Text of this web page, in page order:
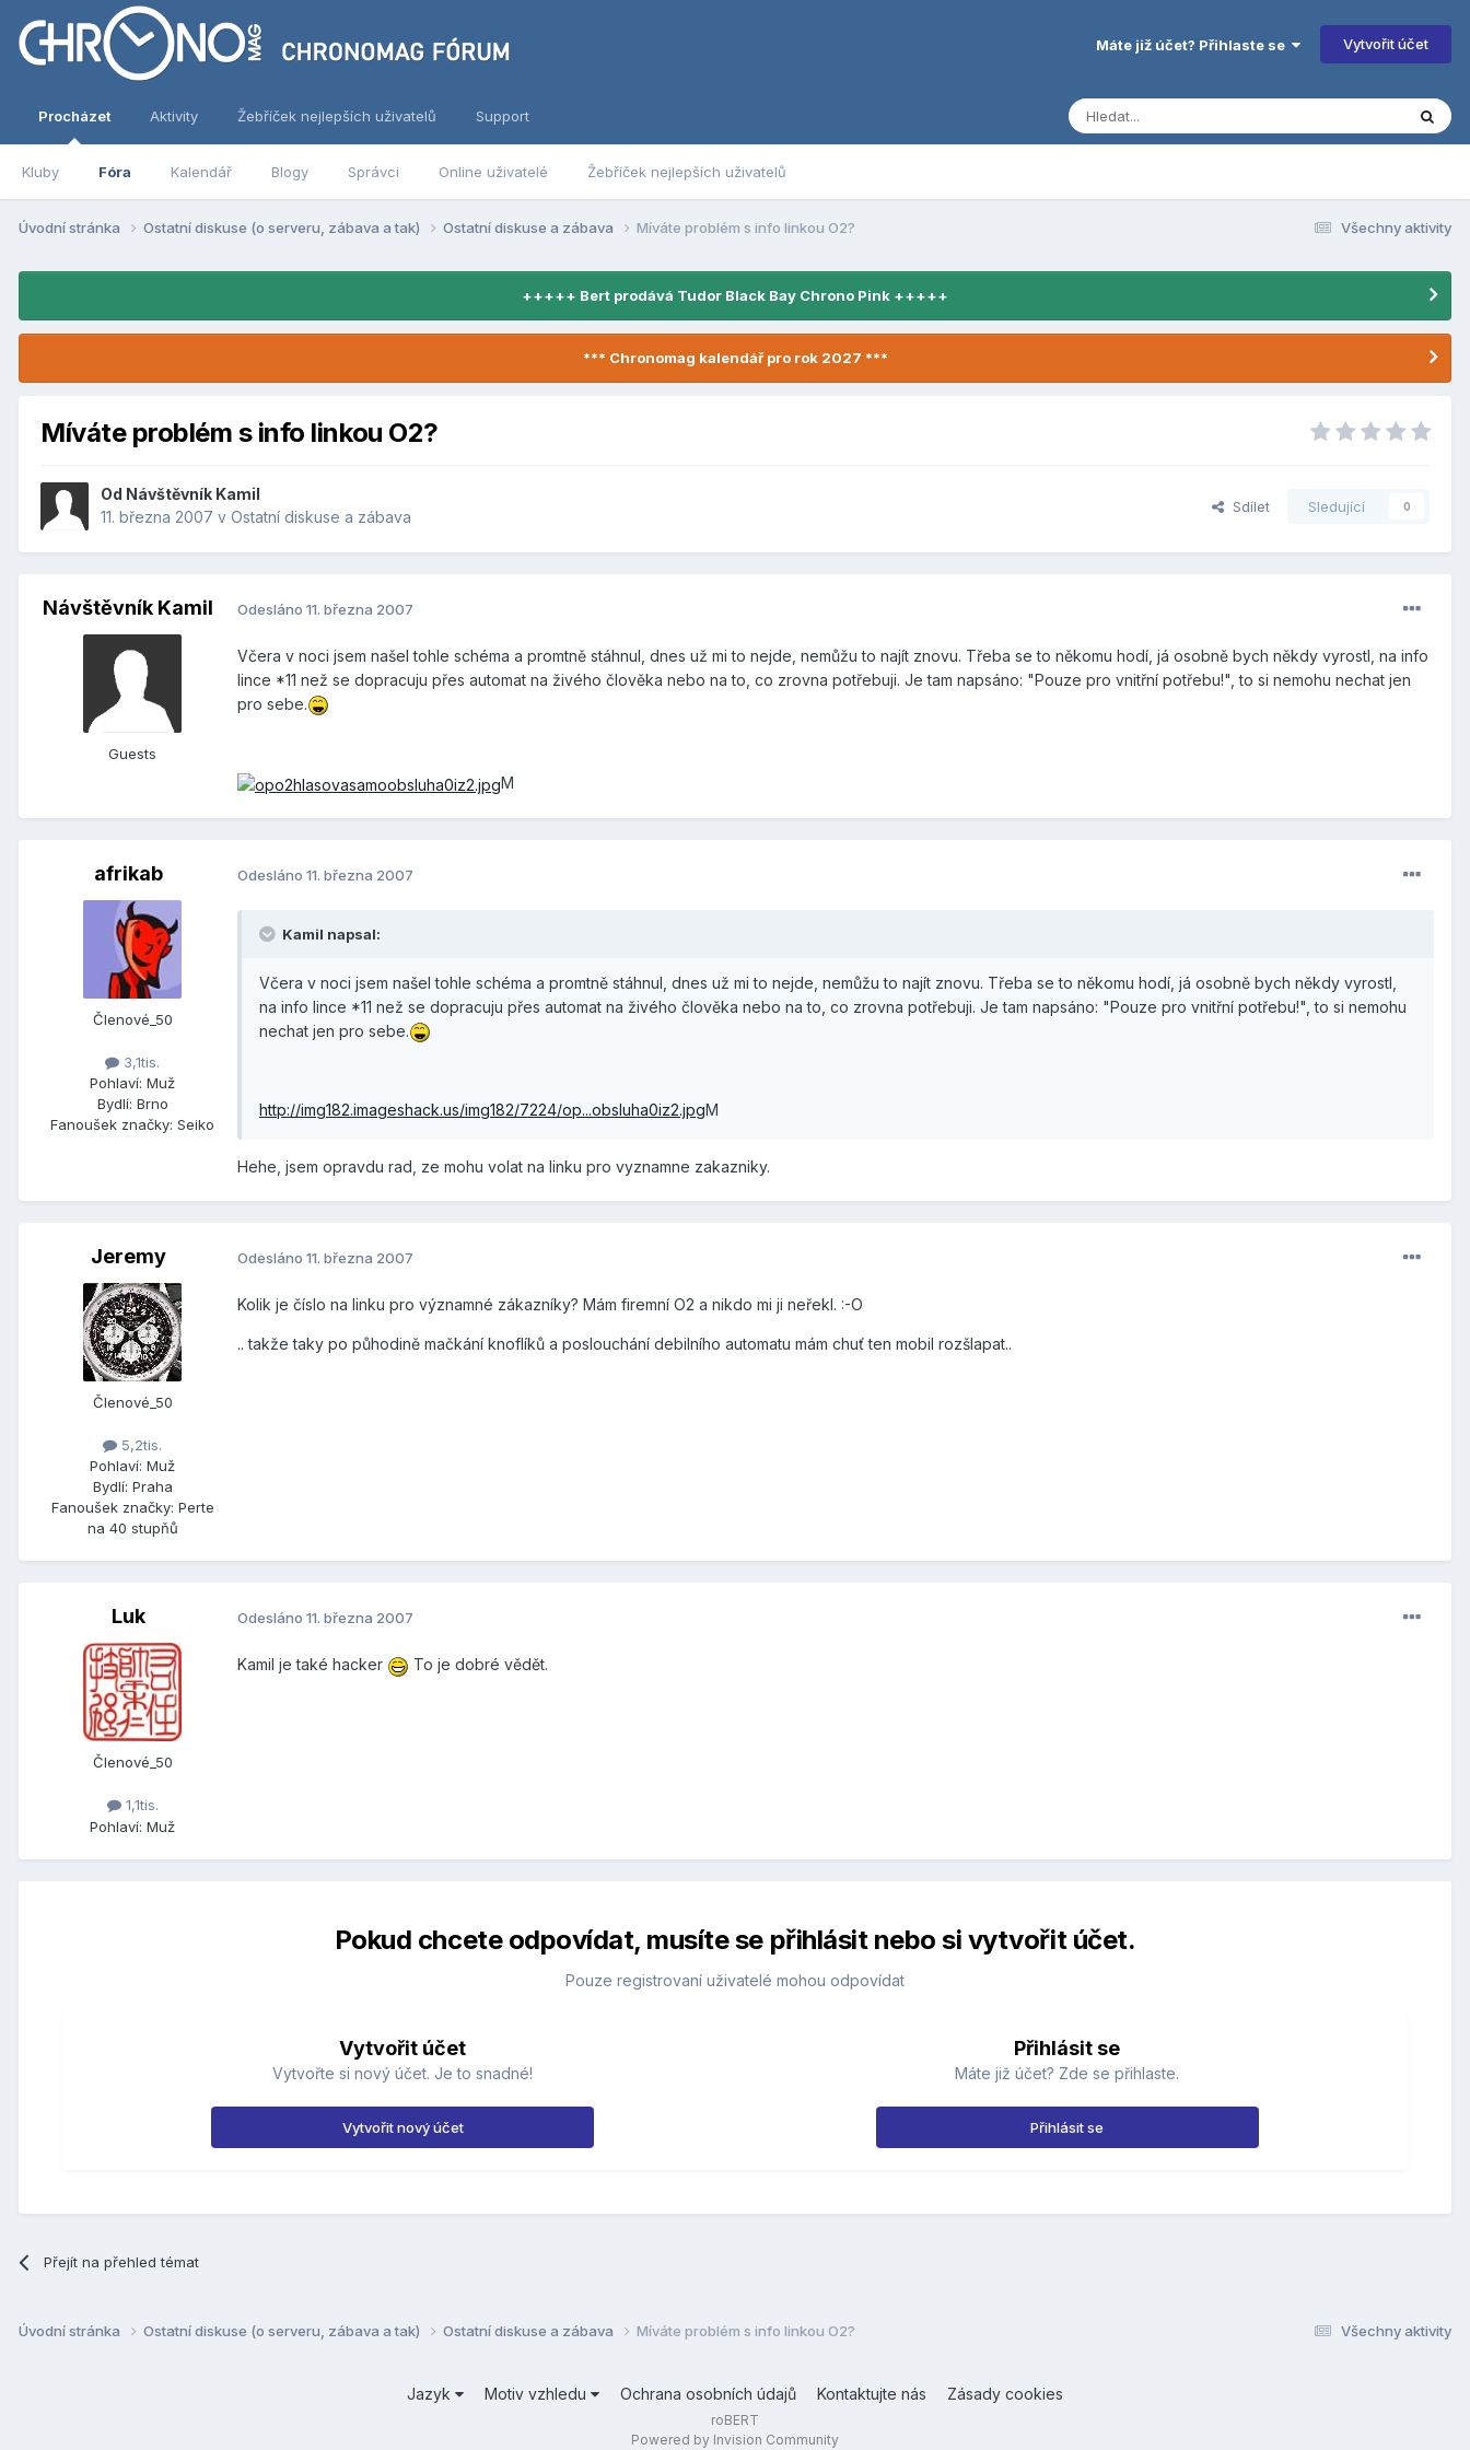
Máte již účet? Přihlaste se Vytvořit účet
Procházet
Kluby Fóra Kalendář Blogy Správci Online uživatelé Žebříček nejlepších uživatelů
Aktivity Žebříček nejlepších uživatelů Support
Všechny aktivity
Úvodní stránka Ostatní diskuse (o serveru, zábava a tak) Ostatní diskuse a zábava Míváte problém s info linkou O2?
+++++ Bert prodává Tudor Black Bay Chrono Pink +++++
*** Chronomag kalendář pro rok 2027 ***
Míváte problém s info linkou O2?
Od Návštěvník Kamil
11. března 2007 v Ostatní diskuse a zábava
Sdílet Sledující 0
Návštěvník Kamil
Guests
Odesláno 11. března 2007
Včera v noci jsem našel tohle schéma a promtně stáhnul, dnes už mi to nejde, nemůžu to najít znovu. Třeba se to někomu hodí, já osobně bych někdy vyrostl, na info
lince *11 než se dopracuju přes automat na živého člověka nebo na to, co zrovna potřebuji. Je tam napsáno: "Pouze pro vnitřní potřebu!", to si nemohu nechat jen
pro sebe.
M
afrikab
Členové_50
3,1tis.
Pohlaví: Muž
Bydlí: Brno
Fanoušek značky: Seiko
Odesláno 11. března 2007
Kamil napsal:
Včera v noci jsem našel tohle schéma a promtně stáhnul, dnes už mi to nejde, nemůžu to najít znovu. Třeba se to někomu hodí, já osobně bych někdy vyrostl,
na info lince *11 než se dopracuju přes automat na živého člověka nebo na to, co zrovna potřebuji. Je tam napsáno: "Pouze pro vnitřní potřebu!", to si nemohu
nechat jen pro sebe.
http://img182.imageshack.us/img182/7224/op...obsluha0iz2.jpgM
Hehe, jsem opravdu rad, ze mohu volat na linku pro vyznamne zakazniky.
Jeremy
Členové_50
5,2tis.
Pohlaví: Muž
Bydlí: Praha
Fanoušek značky: Perte
na 40 stupňů
Odesláno 11. března 2007
Kolik je číslo na linku pro významné zákazníky? Mám firemní O2 a nikdo mi ji neřekl. :-O
.. takže taky po půhodině mačkání knoflíků a poslouchání debilního automatu mám chuť ten mobil rozšlapat..
Luk
Členové_50
1,1tis.
Pohlaví: Muž
Odesláno 11. března 2007
Kamil je také hacker To je dobré vědět.
Pokud chcete odpovídat, musíte se přihlásit nebo si vytvořit účet.
Pouze registrovaní uživatelé mohou odpovídat
Vytvořit účet
Vytvořte si nový účet. Je to snadné!
Vytvořit nový účet
Přihlásit se
Máte již účet? Zde se přihlaste.
Přihlásit se
Přejít na přehled témat
Všechny aktivity
Úvodní stránka Ostatní diskuse (o serveru, zábava a tak) Ostatní diskuse a zábava Míváte problém s info linkou O2?
Jazyk Motiv vzhledu Ochrana osobních údajů Kontaktujte nás Zásady cookies
roBERT
Powered by Invision Community